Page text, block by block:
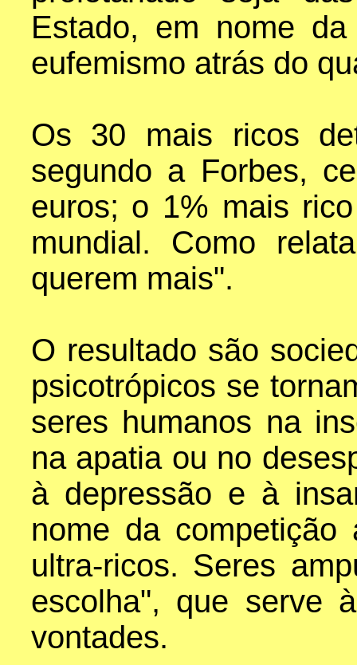
Estado, em nome
eufemismo atrás do
Os 30 mais ricos
segundo a Forbes,
euros; o 1% mais
mundial. Como
querem mais".
O resultado são
psicotrópicos se
seres humanos na
na apatia ou no
à depressão e à
nome da
ultra-ricos. Seres
escolha", que serve
vontades.